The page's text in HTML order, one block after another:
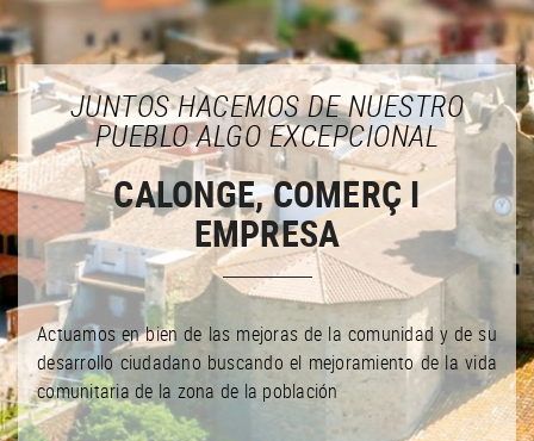
JUNTOS HACEMOS DE NUESTRO
PUEBLO ALGO EXCEPCIONAL
CALONGE, COMERÇ I
EMPRESA
Actuamos en bien de las mejoras de la comunidad y de su
desarrollo ciudadano buscando el mejoramiento de la vida
comunitaria de la zona de la población